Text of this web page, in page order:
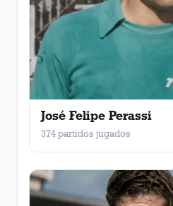
José Felipe Perassi
374 partidos jugados